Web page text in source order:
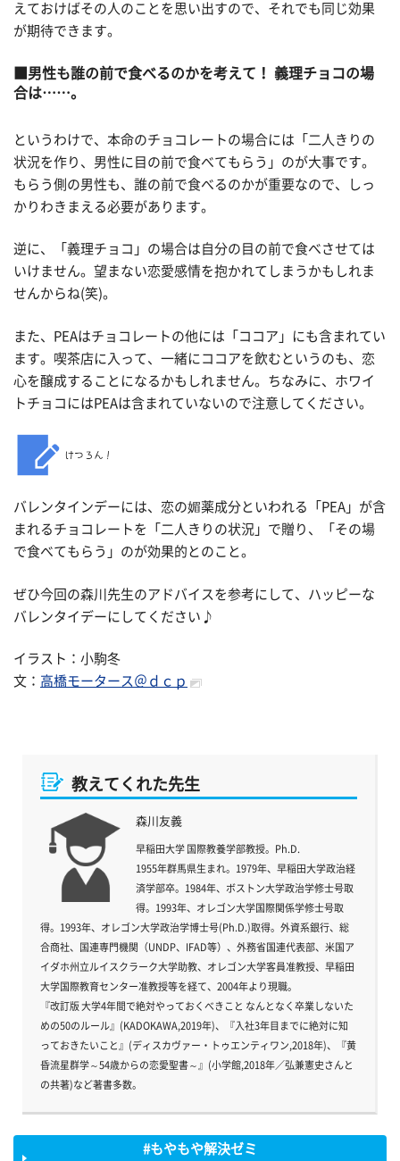
えておけばその人のことを思い出すので、それでも同じ効果
が期待できます。
男性も誰の前で食べるのかを考えて！ 義理チョコの場
合は……。
というわけで、本命のチョコレートの場合には「二人きりの
状況を作り、男性に目の前で食べてもらう」のが大事です。
もらう側の男性も、誰の前で食べるのかが重要なので、しっ
かりわきまえる必要があります。
逆に、「義理チョコ」の場合は自分の目の前で食べさせては
いけません。望まない恋愛感情を抱かれてしまうかもしれま
せんからね(笑)。
また、PEAはチョコレートの他には「ココア」にも含まれてい
ます。喫茶店に入って、一緒にココアを飲むというのも、恋
心を醸成することになるかもしれません。ちなみに、ホワイ
トチョコにはPEAは含まれていないので注意してください。
バレンタインデーには、恋の媚薬成分といわれる「PEA」が含
まれるチョコレートを「二人きりの状況」で贈り、「その場
で食べてもらう」のが効果的とのこと。
ぜひ今回の森川先生のアドバイスを参考にして、ハッピーな
バレンタイデーにしてください♪
イラスト：小駒冬
文： 高橋モータース＠ｄｃｐ
教えてくれた先生
森川友義
早稲田大学 国際教養学部教授。Ph.D.
1955年群馬県生まれ。1979年、早稲田大学政治経
済学部卒。1984年、ボストン大学政治学修士号取
得。1993年、オレゴン大学国際関係学修士号取
得。1993年、オレゴン大学政治学博士号(Ph.D.)取得。外資系銀行、総
合商社、国連専門機関（UNDP、IFAD等）、外務省国連代表部、米国ア
イダホ州立ルイスクラーク大学助教、オレゴン大学客員准教授、早稲田
大学国際教育センター准教授等を経て、2004年より現職。
『改訂版 大学4年間で絶対やっておくべきこと なんとなく卒業しないた
めの50のルール』(KADOKAWA,2019年)、『入社3年目までに絶対に知
っておきたいこと』(ディスカヴァー・トゥエンティワン,2018年)、『黄
昏流星群学～54歳からの恋愛聖書～』(小学館,2018年／弘兼憲史さんと
の共著)など著書多数。
#もやもや解決ゼミ